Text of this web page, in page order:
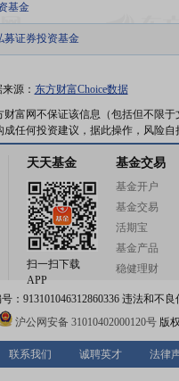
基金
募证券投资基金
源： 东方财富Choice数据
富网不保证该信息（包括但不限
任何投资建议，据此操作，风险自
天天基金
扫一扫下载
APP
基金交易
基金开户
基金交易
活期宝
基金产品
稳健理财
913101046312860336 违法和不良
沪公网安备 31010402000120号版
联系我们 诚聘英才 法律